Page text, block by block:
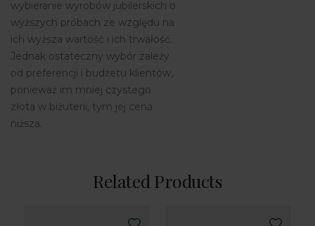
wybieranie wyrobów jubilerskich o
wyższych próbach ze względu na
ich wyższa wartość i ich trwałość.
Jednak ostateczny wybór zależy
od preferencji i budżetu klientów,
ponieważ im mniej czystego
złota w biżuterii, tym jej cena
niższa.
Related Products